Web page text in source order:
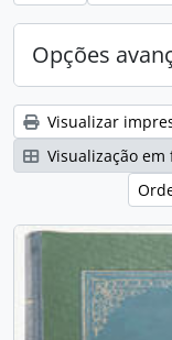
Opções
Visualizar
Visualização em